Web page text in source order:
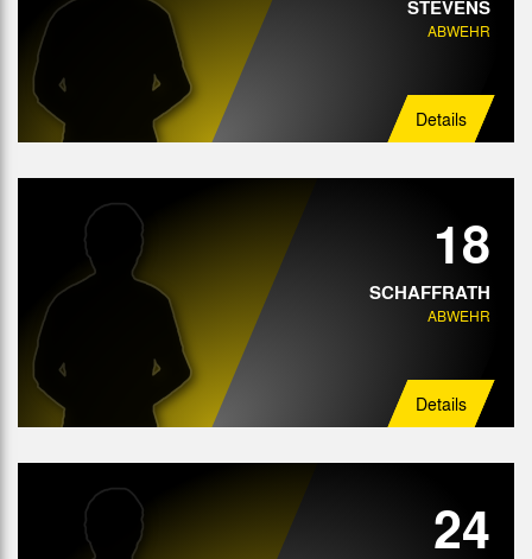
STEVENS
ABWEHR
Details
18
SCHAFFRATH
ABWEHR
Details
24